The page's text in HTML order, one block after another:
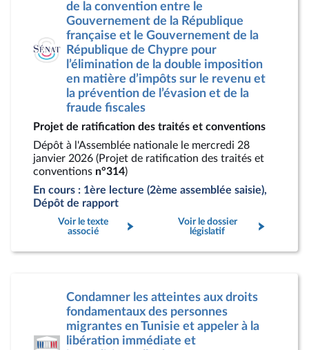
de la convention entre le
Gouvernement de la République
française et le Gouvernement de la
République de Chypre pour
l’élimination de la double imposition
en matière d’impôts sur le revenu et
la prévention de l’évasion et de la
fraude fiscales
Projet de ratification des traités et conventions
Dépôt à l'Assemblée nationale le mercredi 28
janvier 2026 (Projet de ratification des traités et
conventions n°314)
En cours : 1ère lecture (2ème assemblée saisie),
Dépôt de rapport
Voir le texte
associé
Voir le dossier
législatif
Condamner les atteintes aux droits
fondamentaux des personnes
migrantes en Tunisie et appeler à la
libération immédiate et